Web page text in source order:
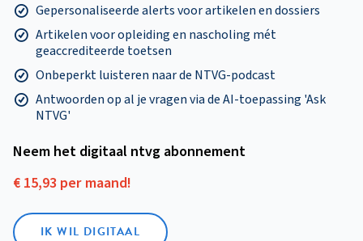
Gepersonaliseerde alerts voor artikelen en dossiers
Artikelen voor opleiding en nascholing mét
geaccrediteerde toetsen
Onbeperkt luisteren naar de NTVG-podcast
Antwoorden op al je vragen via de AI-toepassing 'Ask
NTVG'
Neem het digitaal ntvg abonnement
€ 15,93 per maand!
IK WIL DIGITAAL